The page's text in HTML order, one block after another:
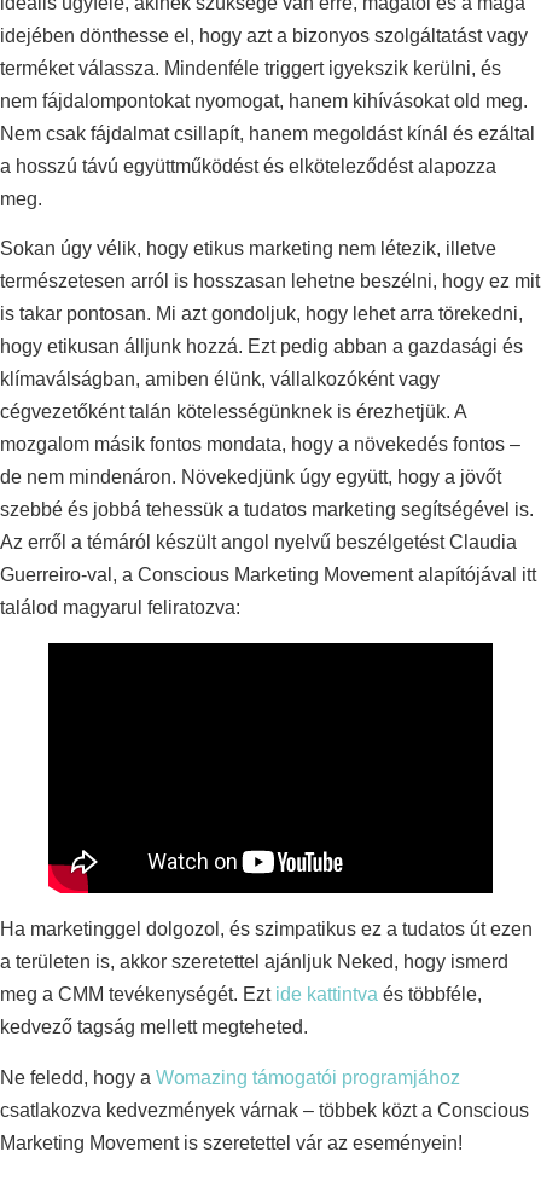
idejében dönthesse el, hogy azt a bizonyos szolgáltatást vagy
terméket válassza. Mindenféle triggert igyekszik kerülni, és
nem fájdalompontokat nyomogat, hanem kihívásokat old meg.
Nem csak fájdalmat csillapít, hanem megoldást kínál és ezáltal
a hosszú távú együttműködést és elköteleződést alapozza
meg.
Sokan úgy vélik, hogy etikus marketing nem létezik, illetve
természetesen arról is hosszasan lehetne beszélni, hogy ez mit
is takar pontosan. Mi azt gondoljuk, hogy lehet arra törekedni,
hogy etikusan álljunk hozzá. Ezt pedig abban a gazdasági és
klímaválságban, amiben élünk, vállalkozóként vagy
cégvezetőként talán kötelességünknek is érezhetjük. A
mozgalom másik fontos mondata, hogy a növekedés fontos –
de nem mindenáron. Növekedjünk úgy együtt, hogy a jövőt
szebbé és jobbá tehessük a tudatos marketing segítségével is.
Az erről a témáról készült angol nyelvű beszélgetést Claudia
Guerreiro-val, a Conscious Marketing Movement alapítójával itt
találod magyarul feliratozva:
Ha marketinggel dolgozol, és szimpatikus ez a tudatos út ezen
a területen is, akkor szeretettel ajánljuk Neked, hogy ismerd
meg a CMM tevékenységét. Ezt ide kattintva és többféle,
kedvező tagság mellett megteheted.
Ne feledd, hogy a Womazing támogatói programjához
csatlakozva kedvezmények várnak – többek közt a Conscious
Marketing Movement is szeretettel vár az eseményein!